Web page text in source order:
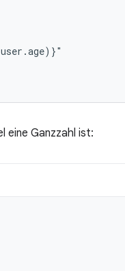
eine Ganzzahl ist: